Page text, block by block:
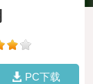
PC下载